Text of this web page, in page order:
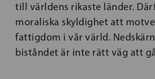
till världens rikaste länder.
moraliska skyldighet att
fattigdom i vår värld.
biståndet är inte rätt väg att